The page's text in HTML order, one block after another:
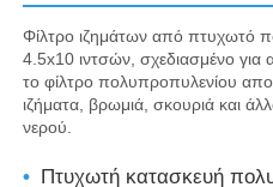
κασέτα φίλτρων νερού
Μεμβράνη RO για
Φίλτρο ιζημάτων από πτυχωτό
4.5x10 ιντσών, σχεδιασμένο
το φίλτρο πολυπροπυλενίου
ιζήματα, βρωμιά, σκουριά και
νερού.
Πτυχωτή κατασκευή